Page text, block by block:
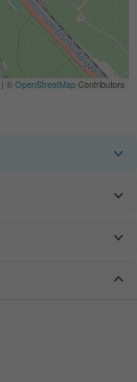
| ©OpenStreetMapContributors